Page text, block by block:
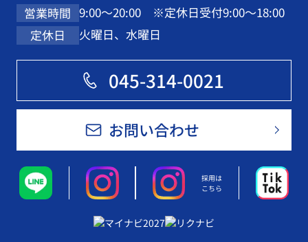
営業時間 9:00～20:00 ※定休日受付9:00～18:00
定休日
火曜日、水曜日
045-314-0021
お問い合わせ
採用は
こちら